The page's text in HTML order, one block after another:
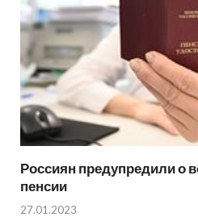
Россиян предупредили о
пенсии
27.01.2023